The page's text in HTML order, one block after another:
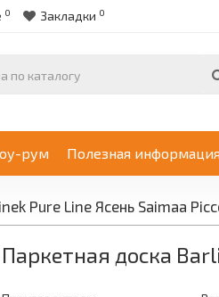
0 Закладки 0
рум Полезная
Pure Line Ясень Saimaa
Паркетная доска